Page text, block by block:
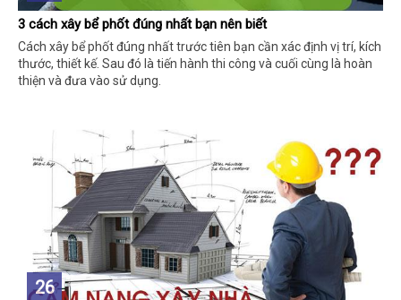
3 cách xây bể phốt đúng nhất bạn nên biết
Cách xây bể phốt đúng nhất trước tiên bạn cần xác định vị trí, kích
thước, thiết kế. Sau đó là tiến hành thi công và cuối cùng là hoàn
thiện và đưa vào sử dụng.
26